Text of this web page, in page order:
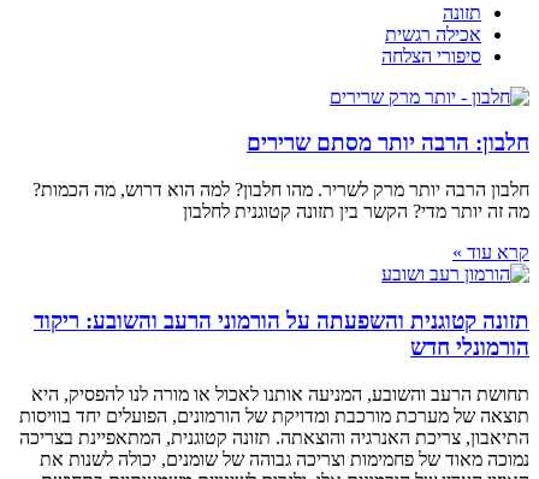
תזונה
אכילה רגשית
סיפורי הצלחה
חלבון: הרבה יותר מסתם שרירים
חלבון הרבה יותר מרק לשריר. מהו חלבון? למה הוא דרוש, מה הכמות?
מה זה יותר מדי? הקשר בין תזונה קטוגנית לחלבון
קרא עוד »
תזונה קטוגנית והשפעתה על הורמוני הרעב והשובע: ריקוד
הורמונלי חדש
תחושת הרעב והשובע, המניעה אותנו לאכול או מורה לנו להפסיק, היא
תוצאה של מערכת מורכבת ומדויקת של הורמונים, הפועלים יחד בוויסות
התיאבון, צריכת האנרגיה והוצאתה. תזונה קטוגנית, המתאפיינת בצריכה
נמוכה מאוד של פחמימות וצריכה גבוהה של שומנים, יכולה לשנות את